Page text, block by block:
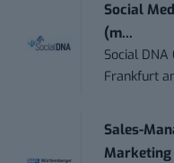
Social
(m...
Social DNA
Frankfurt
Sales-
Marketing